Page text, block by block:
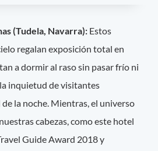
(Tudela, Navarra): Estos
regalan exposición total en
a dormir al raso sin pasar frío ni
inquietud de visitantes
la noche. Mientras, el universo
cabezas, como este hotel
Guide Award 2018 y